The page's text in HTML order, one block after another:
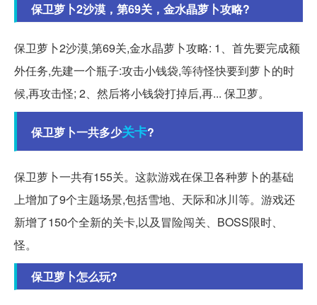
保卫萝卜2沙漠，第69关，金水晶萝卜攻略?
保卫萝卜2沙漠,第69关,金水晶萝卜攻略: 1、首先要完成额
外任务,先建一个瓶子:攻击小钱袋,等待怪快要到萝卜的时
候,再攻击怪; 2、然后将小钱袋打掉后,再... 保卫萝。
保卫萝卜一共多少关卡?
保卫萝卜一共有155关。这款游戏在保卫各种萝卜的基础
上增加了9个主题场景,包括雪地、天际和冰川等。游戏还
新增了150个全新的关卡,以及冒险闯关、BOSS限时、
怪。
保卫萝卜怎么玩?